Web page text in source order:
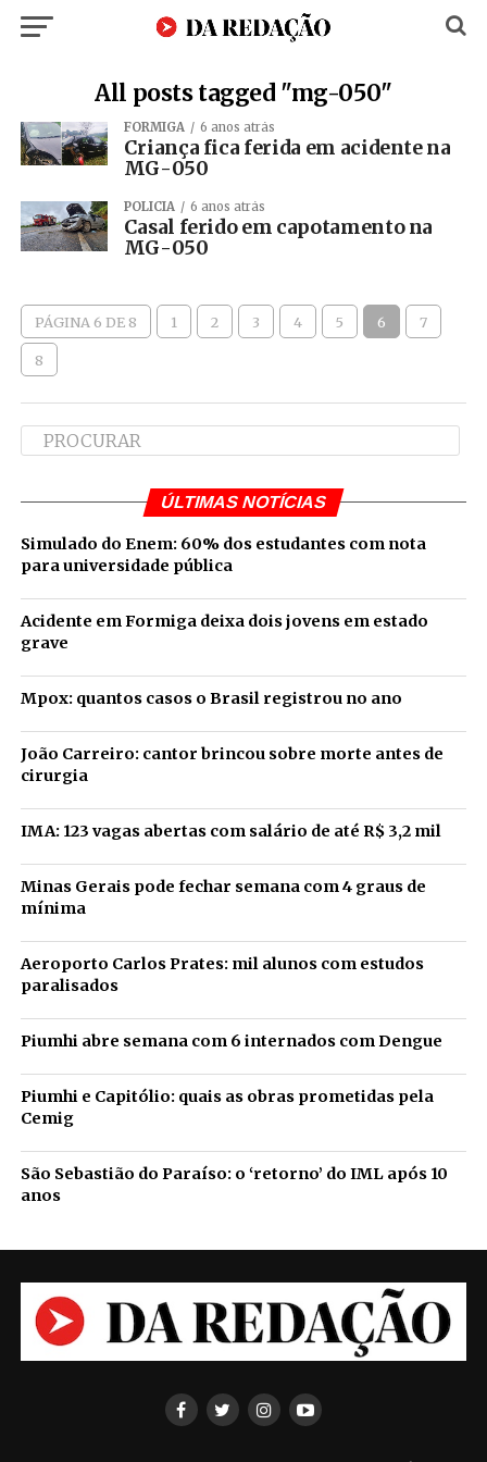
All posts tagged "mg-050"
FORMIGA 6 anos atrás
Criança fica ferida em acidente na
MG-050
POLÍCIA 6 anos atrás
Casal ferido em capotamento na
MG-050
PÁGINA 6 DE 8 1 2 3 4 5 6 7
8
ÚLTIMAS NOTÍCIAS
Simulado do Enem: 60% dos estudantes com nota
para universidade pública
Acidente em Formiga deixa dois jovens em estado
grave
Mpox: quantos casos o Brasil registrou no ano
João Carreiro: cantor brincou sobre morte antes de
cirurgia
IMA: 123 vagas abertas com salário de até R$ 3,2 mil
Minas Gerais pode fechar semana com 4 graus de
mínima
Aeroporto Carlos Prates: mil alunos com estudos
paralisados
Piumhi abre semana com 6 internados com Dengue
Piumhi e Capitólio: quais as obras prometidas pela
Cemig
São Sebastião do Paraíso: o ‘retorno’ do IML após 10
anos